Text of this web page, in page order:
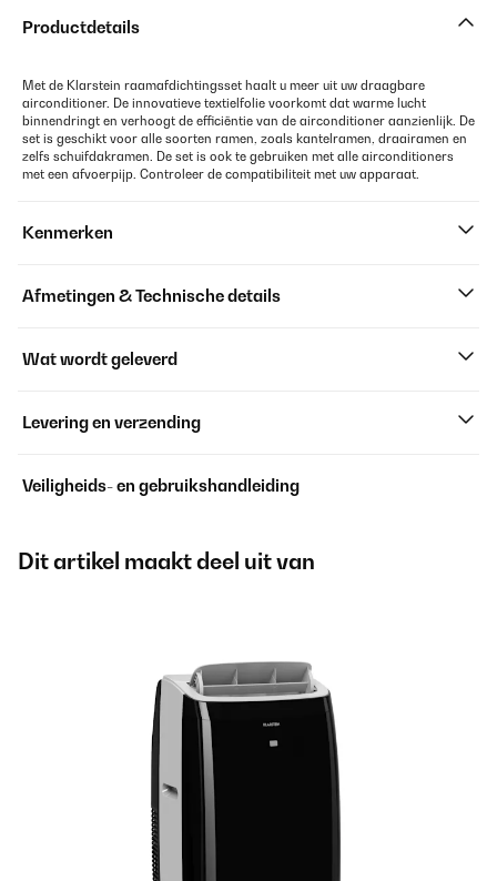
Productdetails
Met de Klarstein raamafdichtingsset haalt u meer uit uw draagbare
airconditioner. De innovatieve textielfolie voorkomt dat warme lucht
binnendringt en verhoogt de efficiëntie van de airconditioner aanzienlijk. De
set is geschikt voor alle soorten ramen, zoals kantelramen, draairamen en
zelfs schuifdakramen. De set is ook te gebruiken met alle airconditioners
met een afvoerpijp. Controleer de compatibiliteit met uw apparaat.
Kenmerken
Afmetingen & Technische details
Wat wordt geleverd
Levering en verzending
Veiligheids- en gebruikshandleiding
Dit artikel maakt deel uit van